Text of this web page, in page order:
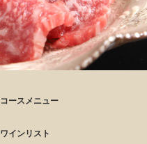
コースメニュー
ワインリスト